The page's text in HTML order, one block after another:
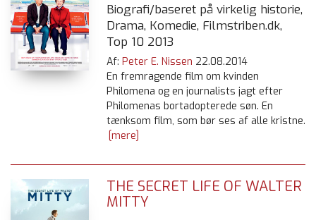
Biografi/baseret på virkelig historie,
Drama, Komedie, Filmstriben.dk,
Top 10 2013
Af: Peter E. Nissen 22.08.2014
En fremragende film om kvinden
Philomena og en journalists jagt efter
Philomenas bortadopterede søn. En
tænksom film, som bør ses af alle kristne.
[mere]
THE SECRET LIFE OF WALTER
MITTY